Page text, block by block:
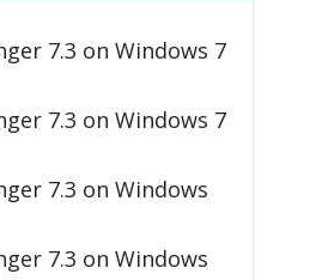
7.3 on Windows 7
7.3 on Windows 7
7.3 on Windows
7.3 on Windows